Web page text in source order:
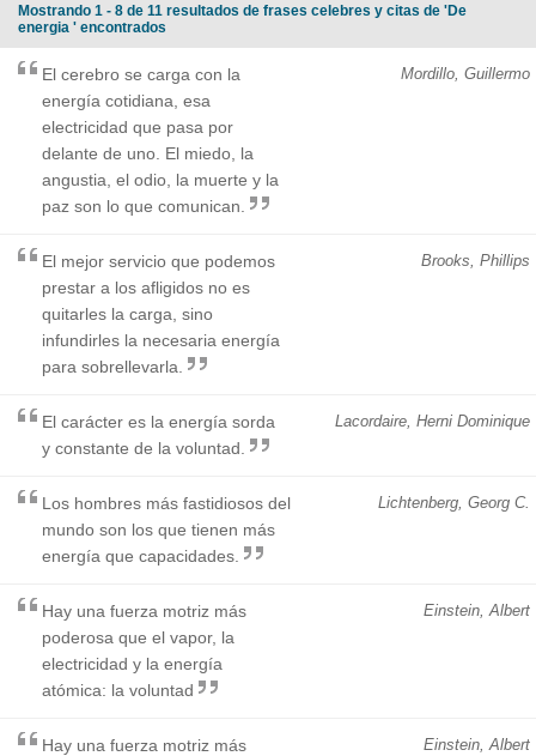
Mostrando 1 - 8 de 11 resultados de frases celebres y citas de 'De
energia ' encontrados
Mordillo, Guillermo
El cerebro se carga con la
energía cotidiana, esa
electricidad que pasa por
delante de uno. El miedo, la
angustia, el odio, la muerte y la
paz son lo que comunican.
Brooks, Phillips
El mejor servicio que podemos
prestar a los afligidos no es
quitarles la carga, sino
infundirles la necesaria energía
para sobrellevarla.
Lacordaire, Herni Dominique
El carácter es la energía sorda
y constante de la voluntad.
Lichtenberg, Georg C.
Los hombres más fastidiosos del
mundo son los que tienen más
energía que capacidades.
Einstein, Albert
Hay una fuerza motriz más
poderosa que el vapor, la
electricidad y la energía
atómica: la voluntad
Einstein, Albert
Hay una fuerza motriz más